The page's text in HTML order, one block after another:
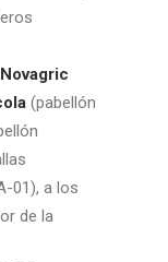
Novagric
(pabellón
01), a los
de la